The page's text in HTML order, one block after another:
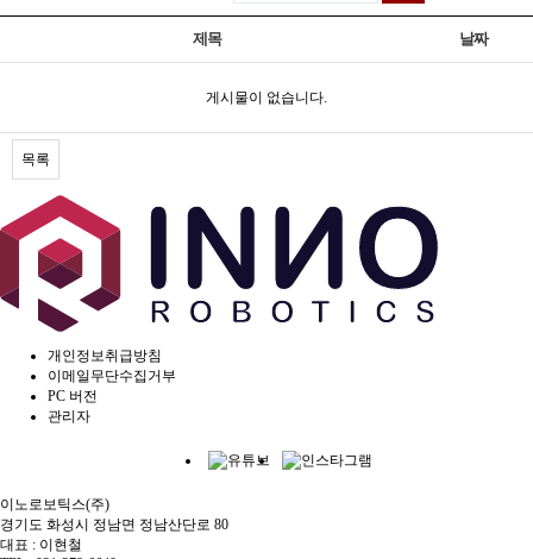
제목 날짜
게시물이 없습니다.
목록
개인정보취급방침
이메일무단수집거부
PC 버전
관리자
이노로보틱스(주)
경기도 화성시 정남면 정남산단로 80
대표 : 이현철